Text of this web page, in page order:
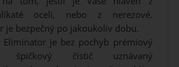
oceli, nebo z nerezové.
je bezpečný po jakoukoliv dobu.
Eliminator je bez pochyb prémiový
špičkový čistič uznávaný